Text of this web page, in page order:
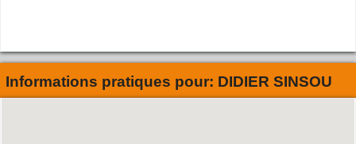
Informations pratiques pour: DIDIER SINSOU